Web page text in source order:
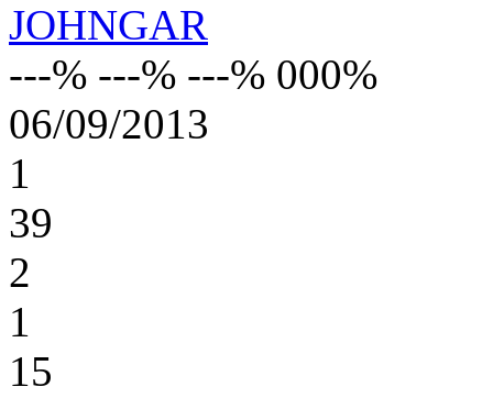
JOHNGAR
---% ---% ---% 000%
06/09/2013
1
39
2
1
15